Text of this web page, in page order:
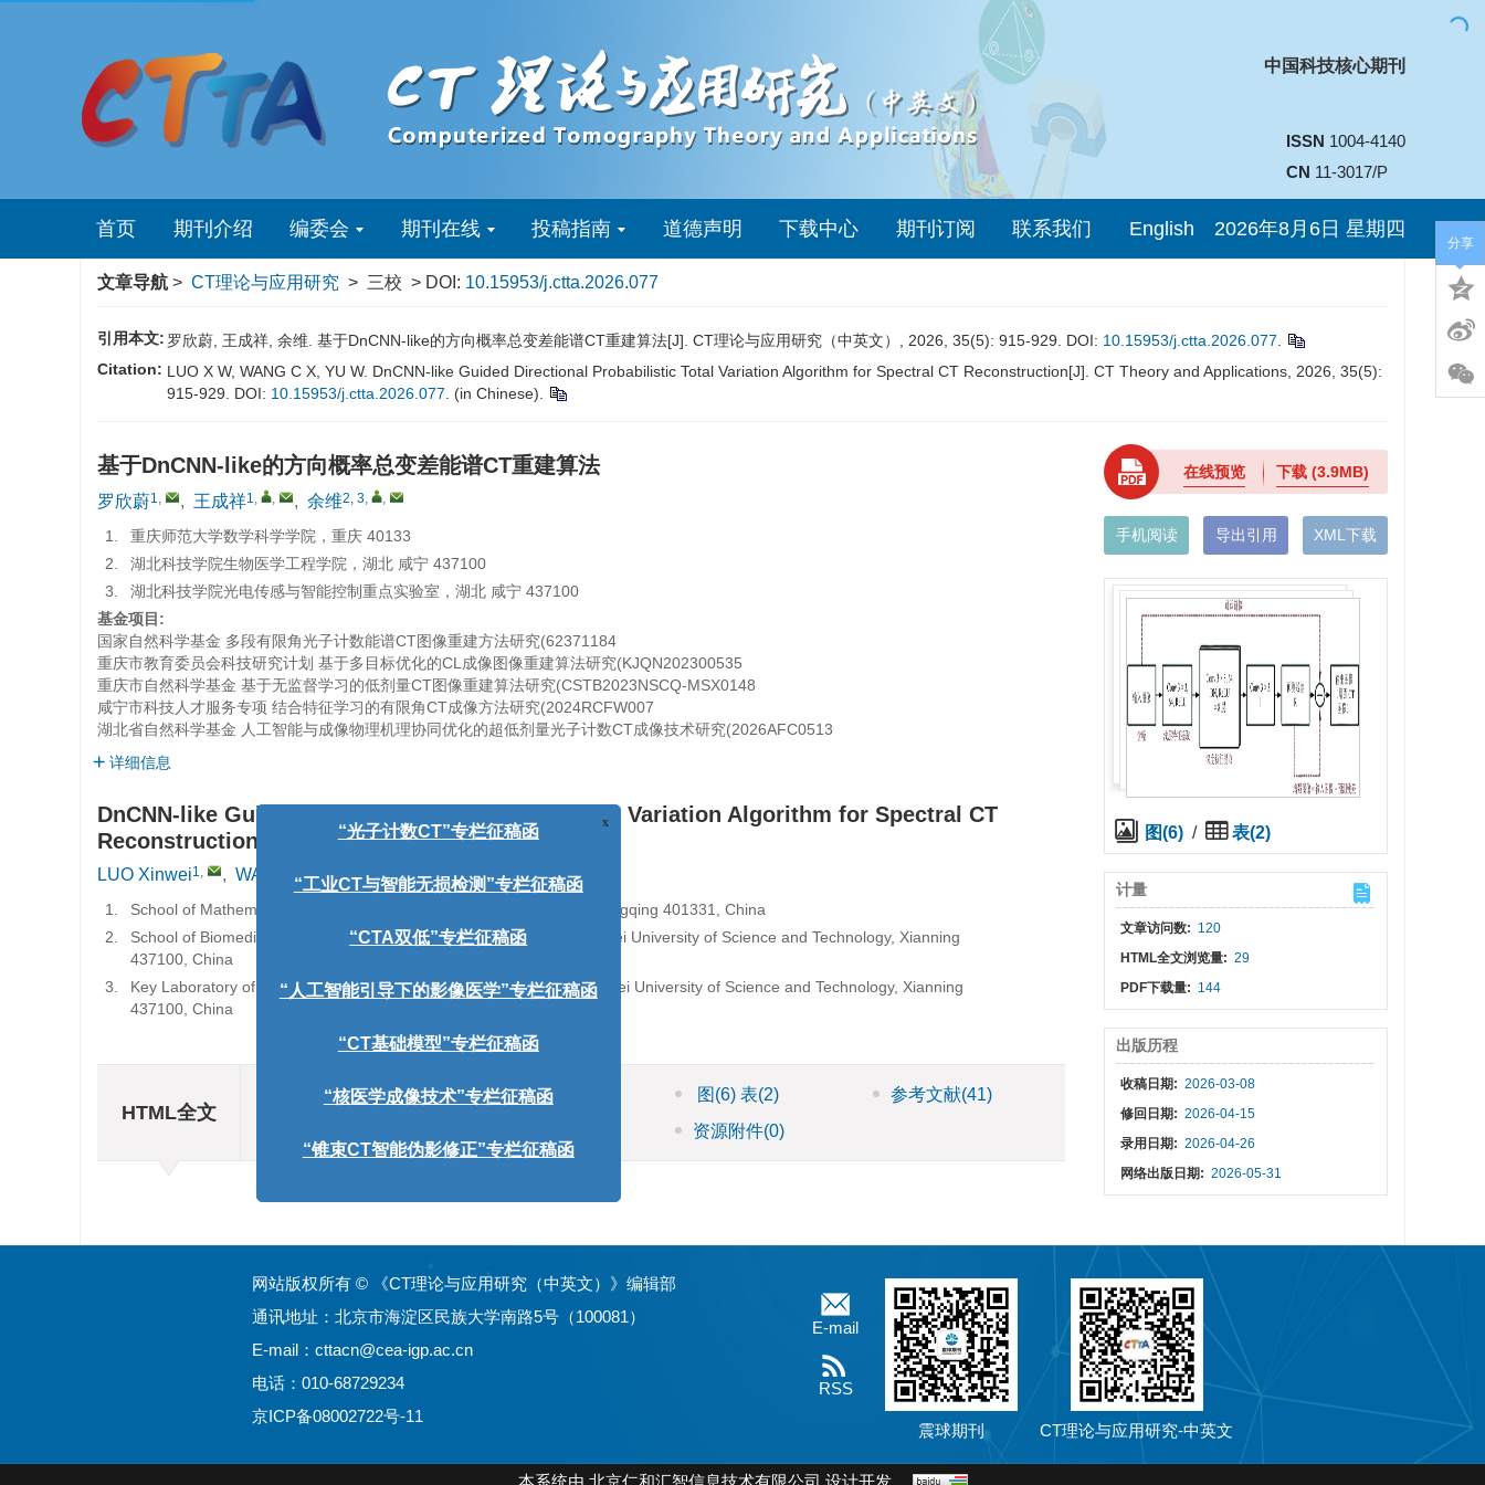
中国科技核心期刊
ISSN 1004-4140
CN 11-3017/P
首页 期刊介绍 编委会 期刊在线 投稿指南 道德声明 下载中心 期刊订阅 联系我们 English 2026年8月6日 星期四
文章导航 > CT理论与应用研究 > 三校 > DOI: 10.15953/j.ctta.2026.077
引用本文: 罗欣蔚, 王成祥, 余维. 基于DnCNN-like的方向概率总变差能谱CT重建算法[J]. CT理论与应用研究（中英文）, 2026, 35(5): 915-929. DOI: 10.15953/j.ctta.2026.077
Citation: LUO X W, WANG C X, YU W. DnCNN-like Guided Directional Probabilistic Total Variation Algorithm for Spectral CT Reconstruction[J]. CT Theory and Applications, 2026, 35(5):
915-929. DOI: 10.15953/j.ctta.2026.077 . (in Chinese).
基于DnCNN-like的方向概率总变差能谱CT重建算法
罗欣蔚1, , 王成祥1, , , 余维2, 3, ,
1.
重庆师范大学数学科学学院，重庆 40133
2.
湖北科技学院生物医学工程学院，湖北 咸宁 437100
3.
湖北科技学院光电传感与智能控制重点实验室，湖北 咸宁 437100
基金项目:
国家自然科学基金 多段有限角光子计数能谱CT图像重建方法研究(62371184
重庆市教育委员会科技研究计划 基于多目标优化的CL成像图像重建算法研究(KJQN202300535
重庆市自然科学基金 基于无监督学习的低剂量CT图像重建算法研究(CSTB2023NSCQ-MSX0148
咸宁市科技人才服务专项 结合特征学习的有限角CT成像方法研究(2024RCFW007
湖北省自然科学基金 人工智能与成像物理机理协同优化的超低剂量光子计数CT成像技术研究(2026AFC0513
详细信息
DnCNN-like Guided Directional Probabilistic Total Variation Algorithm for Spectral CT
Reconstruction
LUO Xinwei1, , WANG Chengxiang , , YU Wei 2, 3 ,
1.
School of Mathematical Sciences, Chongqing Normal University, Chongqing 401331, China
2.
School of Biomedical Engineering and Imaging, Medical College, Hubei University of Science and Technology, Xianning
437100, China
3.
Key Laboratory of Optoelectronic Sensing and Intelligent Control, Hubei University of Science and Technology, Xianning
437100, China
HTML全文
摘要 HTML全文 图 (6) 表(2) 参考文献(41)
资源附件(0)
在线预览 下载(3.9MB)
手机阅读 导出引用 XML下载
图(6) / 表(2)
计量
文章访问数: 120
HTML全文浏览量: 29
PDF下载量: 144
出版历程
收稿日期: 2026-03-08
修回日期: 2026-04-15
录用日期: 2026-04-26
网络出版日期: 2026-05-31
分享
网站版权所有 © 《CT理论与应用研究（中英文）》编辑部
通讯地址：北京市海淀区民族大学南路5号（100081）
E-mail： cttacn@cea-igp.ac.cn
电话：010-68729234
京ICP备08002722号-11
震球期刊 CT理论与应用研究-中英文
E-mail
RSS
本系统由 北京仁和汇智信息技术有限公司 设计开发